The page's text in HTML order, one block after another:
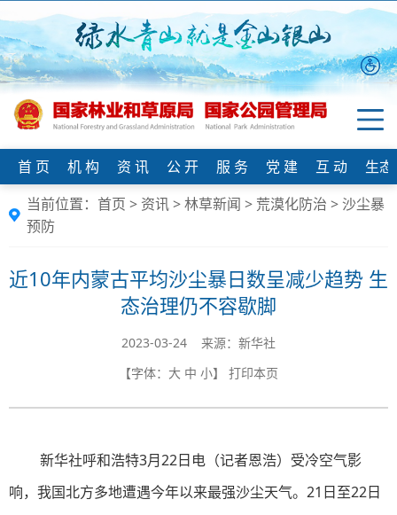
首 页 机 构 资 讯 公 开 服 务 党 建 互 动
生
当前位置： 首页 > 资讯>林草新闻 > 荒漠化防治 > 沙尘暴
预防
近10年内蒙古平均沙尘暴日数呈减少趋势 生
态治理仍不容歇脚
2023-03-24 来源：新华社
【字体： 大 中 小】 打印本页
新华社呼和浩特3月22日电（记者恩浩）受冷空气影
响，我国北方多地遭遇今年以来最强沙尘天气。21日至22日